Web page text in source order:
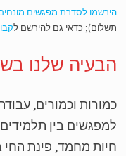
לסדרת מפגשים מונחים
כדאי גם להירשם לקבוצת
שלנו
וכמורים,
בין תלמידים
מחמד, פינת החי